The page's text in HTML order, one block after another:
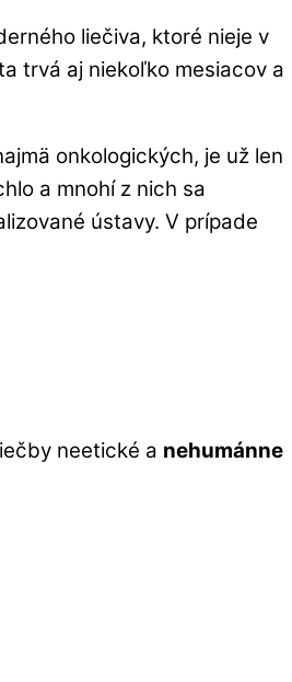
liečiva, ktoré nieje v
trvá aj niekoľko mesiacov a
onkologických, je už len
a mnohí z nich sa
ústavy. V prípade
neetické a nehumánne